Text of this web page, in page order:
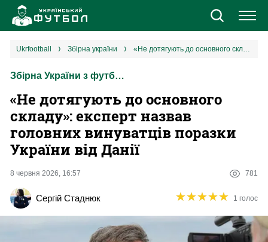
Новини
Збірна
Єврокубки
УПЛ
Різне
ukrfootball збірна україни «Не дотягують до основного складу»: експерт назвав головних винуватців поразки України від Данії
Збірна України з футболу
«Не дотягують до основного
складу»: експерт назвав
головних винуватців поразки
України від Данії
8 червня 2026, 16:57 781
Сергій Стаднюк ★★★★★
★★★★★ 1 голос